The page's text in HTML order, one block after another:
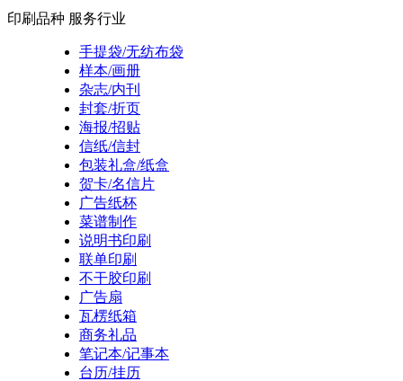
印刷品种 服务行业
手提袋/无纺布袋
样本/画册
杂志/内刊
封套/折页
海报/招贴
信纸/信封
包装礼盒/纸盒
贺卡/名信片
广告纸杯
菜谱制作
说明书印刷
联单印刷
不干胶印刷
广告扇
瓦楞纸箱
商务礼品
笔记本/记事本
台历/挂历